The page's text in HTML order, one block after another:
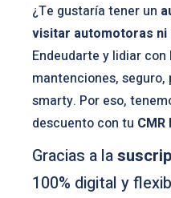
¿Te gustaría tener un
visitar automotoras
Endeudarte y lidiar
mantenciones,
smarty. Por eso,
descuento con tu CMR
Gracias a la
100% digital y